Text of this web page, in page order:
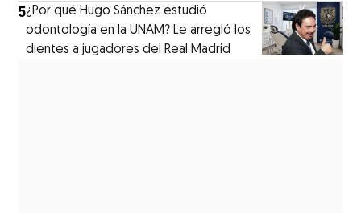
5¿Por qué Hugo Sánchez estudió
odontología en la UNAM? Le arregló los
dientes a jugadores del Real Madrid